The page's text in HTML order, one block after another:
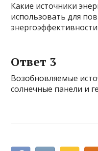
Какие источники
использовать для
Ответ 3
Возобновляемые
солнечные панели и